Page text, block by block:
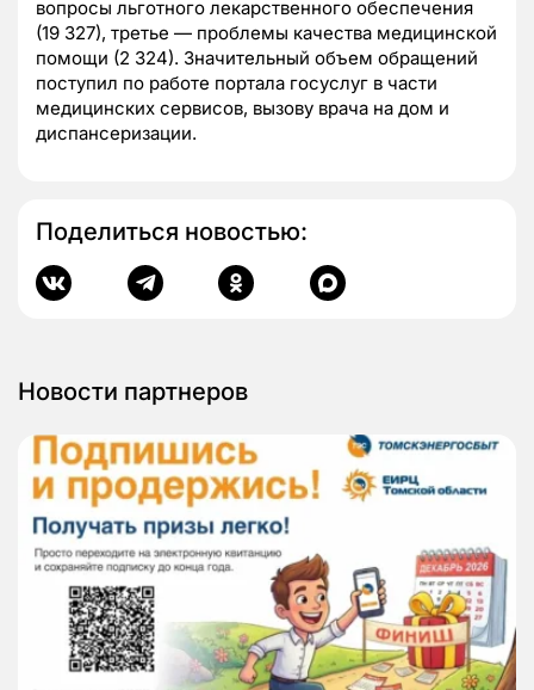
вопросы льготного лекарственного обеспечения
(19 327), третье — проблемы качества медицинской
помощи (2 324). Значительный объем обращений
поступил по работе портала госуслуг в части
медицинских сервисов, вызову врача на дом и
диспансеризации.
Поделиться новостью:
Новости партнеров